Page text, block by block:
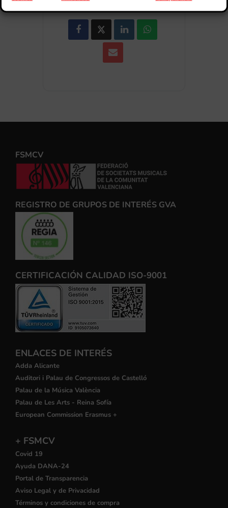
FSMCV
REGISTRO DE GRUPOS DE INTERÉS GVA
CERTIFICACIÓN CALIDAD ISO-9001
ENLACES DE INTERÉS
Adda Alicante
Auditori i Palau de Congressos de Castelló
Palau de la Música València
Palau de Les Arts - Reina Sofía
European Commission Erasmus +
+ FSMCV
Covid 19
Ayuda DANA-24
Portal de Transparencia
Aviso Legal y de Privacidad
Términos y condiciones de compra